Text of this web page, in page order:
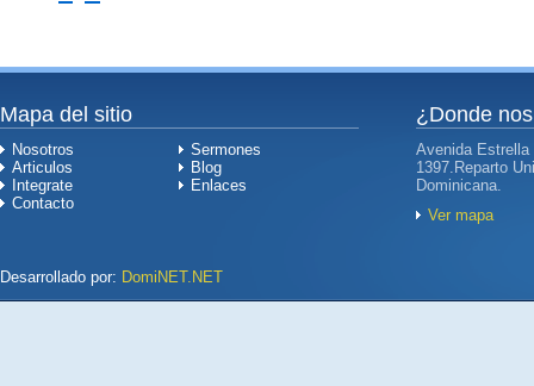
Mapa del sitio
Nosotros
Sermones
Articulos
Blog
Integrate
Enlaces
Contacto
¿Donde
Avenida
1397.Reparto
Dominicana.
Ver mapa
Desarrollado por: DomiNET.NET